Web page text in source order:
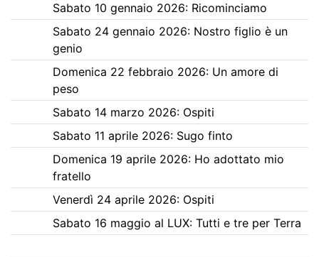
Sabato 10 gennaio 2026: Ricominciamo
Sabato 24 gennaio 2026: Nostro figlio è un
genio
Domenica 22 febbraio 2026: Un amore di
peso
Sabato 14 marzo 2026: Ospiti
Sabato 11 aprile 2026: Sugo finto
Domenica 19 aprile 2026: Ho adottato mio
fratello
Venerdì 24 aprile 2026: Ospiti
Sabato 16 maggio al LUX: Tutti e tre per Terra